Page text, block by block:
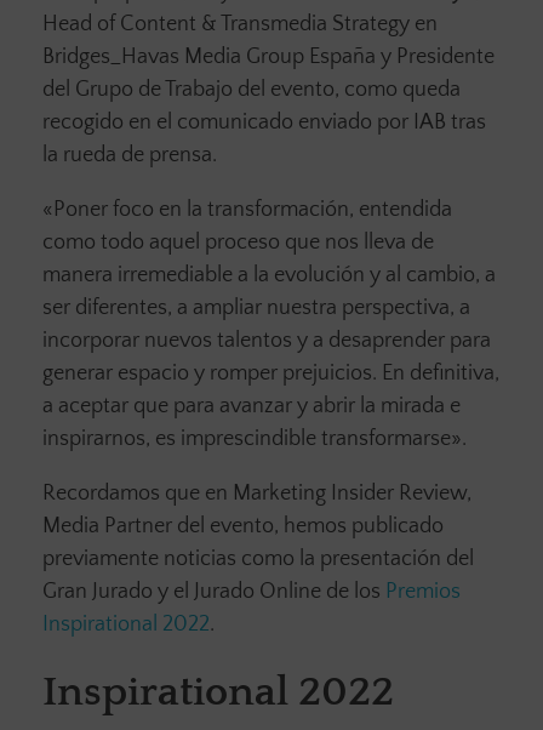
Head of Content & Transmedia Strategy en
Bridges_Havas Media Group España y Presidente
del Grupo de Trabajo del evento, como queda
recogido en el comunicado enviado por IAB tras
la rueda de prensa.
«Poner foco en la transformación, entendida
como todo aquel proceso que nos lleva de
manera irremediable a la evolución y al cambio, a
ser diferentes, a ampliar nuestra perspectiva, a
incorporar nuevos talentos y a desaprender para
generar espacio y romper prejuicios. En definitiva,
a aceptar que para avanzar y abrir la mirada e
inspirarnos, es imprescindible transformarse».
Recordamos que en Marketing Insider Review,
Media Partner del evento, hemos publicado
previamente noticias como la presentación del
Gran Jurado y el Jurado Online de los Premios
Inspirational 2022.
Inspirational 2022